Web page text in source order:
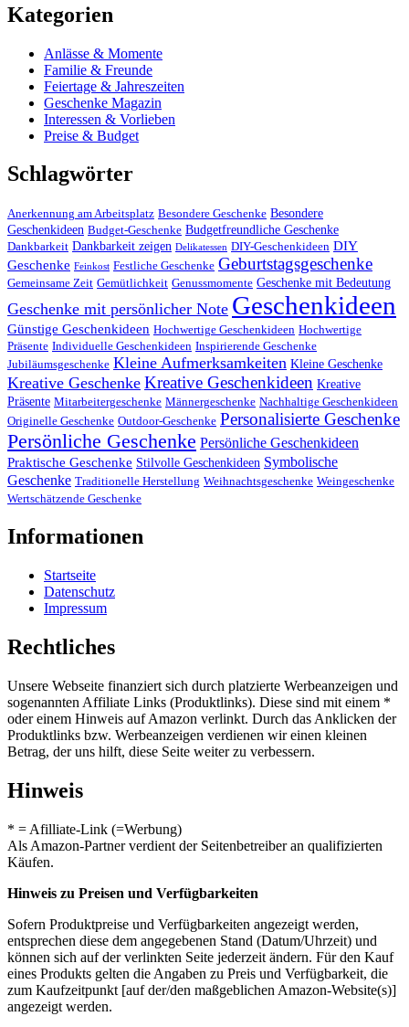
Kategorien
Anlässe & Momente
Familie & Freunde
Feiertage & Jahreszeiten
Geschenke Magazin
Interessen & Vorlieben
Preise & Budget
Schlagwörter
Anerkennung am Arbeitsplatz Besondere Geschenke Besondere
Geschenkideen Budget-Geschenke Budgetfreundliche Geschenke
Dankbarkeit Dankbarkeit zeigen Delikatessen DIY-Geschenkideen DIY
Geschenke Feinkost Festliche Geschenke Geburtstagsgeschenke
Gemeinsame Zeit Gemütlichkeit Genussmomente Geschenke mit Bedeutung
Geschenke mit persönlicher Note Geschenkideen
Günstige Geschenkideen Hochwertige Geschenkideen Hochwertige
Präsente Individuelle Geschenkideen Inspirierende Geschenke
Jubiläumsgeschenke Kleine Aufmerksamkeiten Kleine Geschenke
Kreative Geschenke Kreative Geschenkideen Kreative
Präsente Mitarbeitergeschenke Männergeschenke Nachhaltige Geschenkideen
Originelle Geschenke Outdoor-Geschenke Personalisierte Geschenke
Persönliche Geschenke Persönliche Geschenkideen
Praktische Geschenke Stilvolle Geschenkideen Symbolische
Geschenke Traditionelle Herstellung Weihnachtsgeschenke Weingeschenke
Wertschätzende Geschenke
Informationen
Startseite
Datenschutz
Impressum
Rechtliches
Unsere Webseite finanziert sich durch platzierte Werbeanzeigen und
sogenannten Affiliate Links (Produktlinks). Diese sind mit einem *
oder einem Hinweis auf Amazon verlinkt. Durch das Anklicken der
Produktlinks bzw. Werbeanzeigen verdienen wir einen kleinen
Betrag, der uns hilft, diese Seite weiter zu verbessern.
Hinweis
* = Afilliate-Link (=Werbung)
Als Amazon-Partner verdient der Seitenbetreiber an qualifizierten
Käufen.
Hinweis zu Preisen und Verfügbarkeiten
Sofern Produktpreise und Verfügbarkeiten angezeigt werden,
entsprechen diese dem angegebenen Stand (Datum/Uhrzeit) und
können sich auf der verlinkten Seite jederzeit ändern. Für den Kauf
eines Produkts gelten die Angaben zu Preis und Verfügbarkeit, die
zum Kaufzeitpunkt [auf der/den maßgeblichen Amazon-Website(s)]
angezeigt werden.